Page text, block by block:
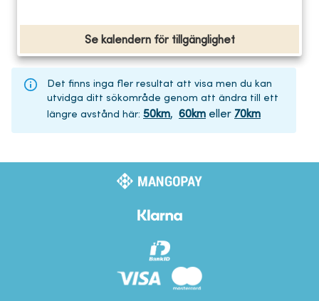
Se kalendern för tillgänglighet
Det finns inga fler resultat att visa men du kan
utvidga ditt sökområde genom att ändra till ett
längre avstånd här: 50km, 60km eller 70km